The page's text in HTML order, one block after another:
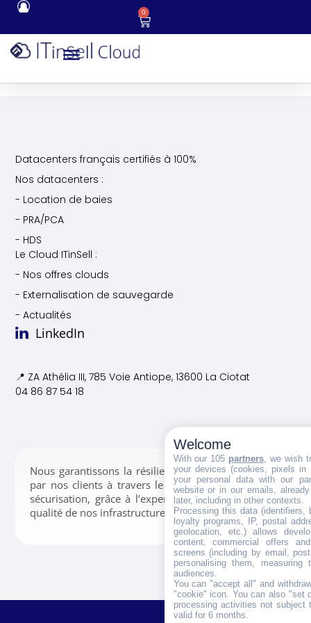
0
Datacenters français certifiés à 100%
Nos datacenters :
- Location de baies
- PRA/PCA
- HDS
Le Cloud ITinSell :
- Nos offres clouds
- Externalisation de sauvegarde
- Actualités
LinkedIn
📍 ZA Athélia III, 785 Voie Antiope, 13600 La Ciotat
04 86 87 54 18
Nous garantissons la résilience des données confiées
par nos clients à travers le stockage, la gestion et la
sécurisation, grâce à l’expertise de nos équipes et la
qualité de nos infrastructures.
Welcome
With our 105 partners , we wish
your devices (cookies, pixels
your personal data with our
website or in our emails,
later, including in other contexts.
Processing this data (identifiers,
loyalty programs, IP, postal
geolocation, etc.) allows
content, commercial offers
screens (including by email,
personalising them, measuring
audiences.
You can "accept all" and
"cookie" icon . You can also "set
processing activities not subject
valid for 6 months.